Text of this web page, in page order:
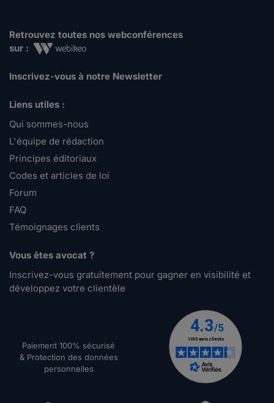
Retrouvez toutes nos webconférences
sur :
Inscrivez-vous à notre Newsletter
Liens utiles :
Qui sommes-nous
L'équipe de rédaction
Principes éditoriaux
Codes et articles de loi
Forum
FAQ
Témoignages clients
Vous êtes avocat ?
Inscrivez-vous gratuitement pour gagner en visibilité et
développez votre clientèle
Paiement 100% sécurisé
& Protection des données
personnelles